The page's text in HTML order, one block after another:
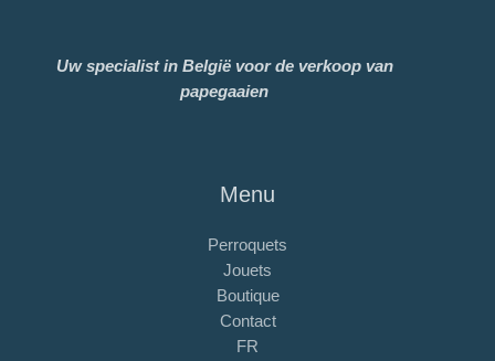
Uw specialist in België voor de verkoop van
papegaaien
Menu
Perroquets
Jouets
Boutique
Contact
FR